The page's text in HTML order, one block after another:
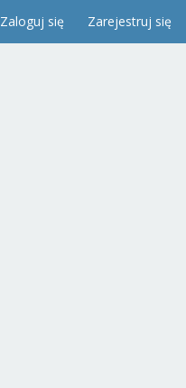
Zaloguj się Zarejestruj się